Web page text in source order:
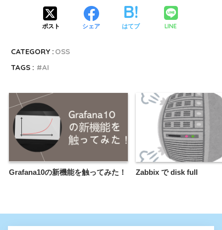
ポスト シェア はてブ LINE
CATEGORY : OSS
TAGS :
AI
Grafana10の新機能を触ってみた！ Zabbix で disk full